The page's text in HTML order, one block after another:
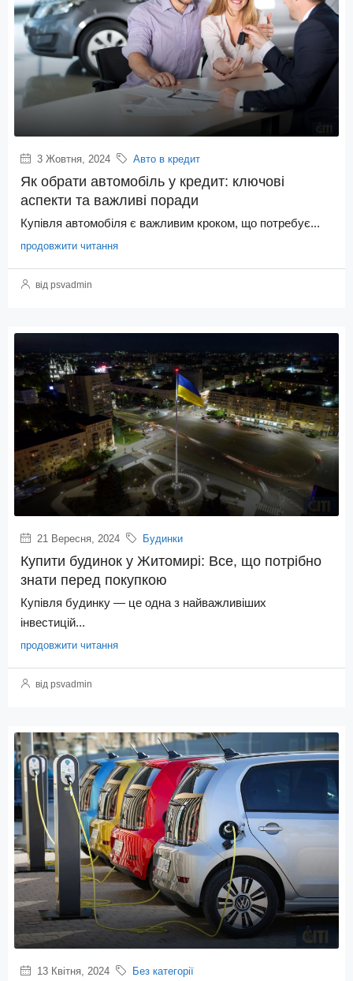
3 Жовтня, 2024 Авто в кредит
Як обрати автомобіль у кредит: ключові
аспекти та важливі поради
Купівля автомобіля є важливим кроком, що потребує...
продовжити читання
від psvadmin
21 Вересня, 2024 Будинки
Купити будинок у Житомирі: Все, що потрібно
знати перед покупкою
Купівля будинку — це одна з найважливіших
інвестицій...
продовжити читання
від psvadmin
13 Квітня, 2024 Без категорії